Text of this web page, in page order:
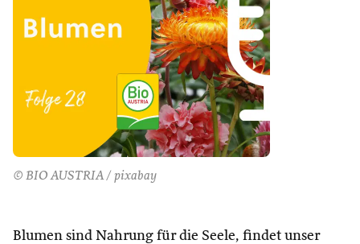
© BIO AUSTRIA / pixabay
Blumen sind Nahrung für die Seele, findet unser